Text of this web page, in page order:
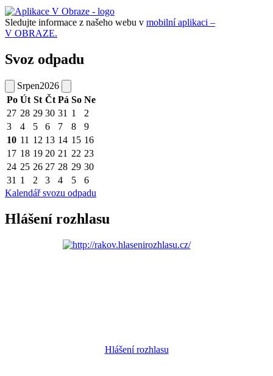
Sledujte informace z našeho webu v mobilní aplikaci –
V OBRAZE.
Svoz odpadu
Srpen2026
Po Út St Čt Pá So Ne
27 28 29 30 31 1
2
3
4 5 6 7 8
9
10 11 12 13 14 15 16
17 18 19 20 21 22 23
24 25 26 27 28 29 30
31 1 2 3 4 5
6
Kalendář svozu odpadu
Hlášení rozhlasu
Hlášení rozhlasu